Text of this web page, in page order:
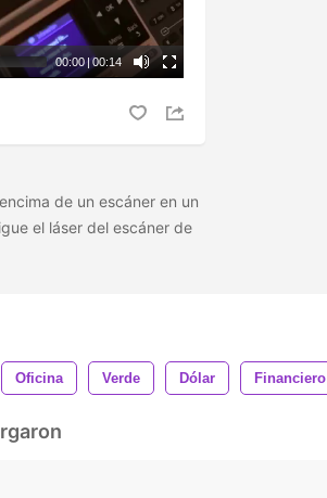
00:00|00:14
de un escáner en un
el láser del escáner de
Oficina Verde Dólar Financiero